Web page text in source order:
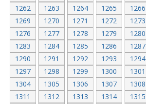
1262
1263 1264 1265 1266
1269
1270 1271 1272 1273
1276
1277 1278 1279 1280
1283
1284 1285 1286 1287
1290
1291 1292 1293 1294
1297
1298 1299 1300 1301
1304
1305 1306 1307 1308
1311
1312 1313 1314 1315